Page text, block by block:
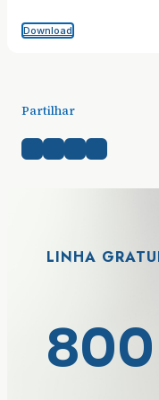
Download
Partilhar
LINHA
800